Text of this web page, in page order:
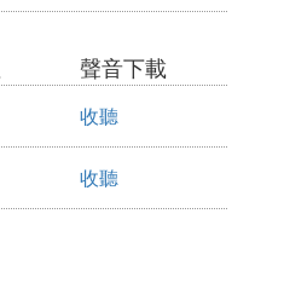
聲音下載
收聽
收聽